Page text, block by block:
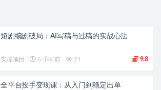
短剧编剧破局：AI写稿与过稿的实战心法
实操项目 6 小时前 21 9.8
全平台投手变现课：从入门到稳定出单